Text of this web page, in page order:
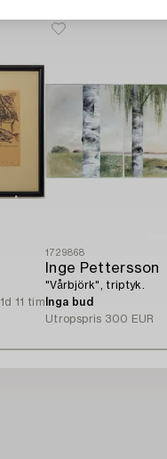
1d 11 tim
1729868
Inge Pettersson
"Vårbjörk", triptyk.
Inga bud
Utropspris 300 EUR